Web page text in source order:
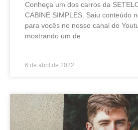
Conheça um dos carros da
CABINE SIMPLES. Saiu conteúdo
para vocês no nosso canal do
mostrando um de
6 de abril de 2022